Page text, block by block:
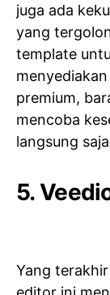
juga ada
yang
template
premium,
mencoba
langsung
5.
Yang